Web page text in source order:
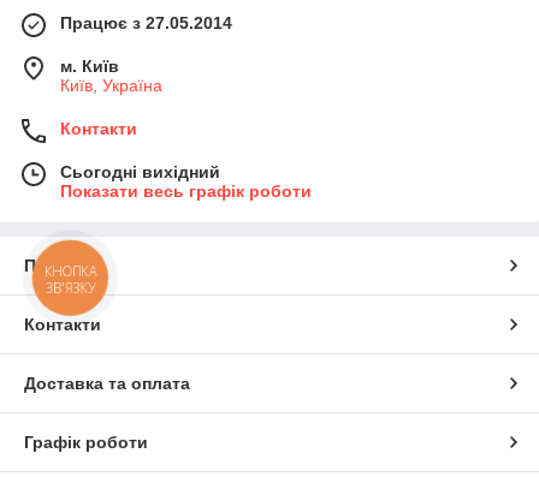
Працює з 27.05.2014
м. Київ
Київ, Україна
Контакти
Сьогодні вихідний
Показати весь графік роботи
Про нас
Контакти
Доставка та оплата
Графік роботи
КНОПКА
ЗВ'ЯЗКУ